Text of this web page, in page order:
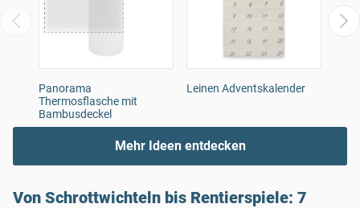
Panorama
Thermosflasche mit
Bambusdeckel
Leinen Adventskalender
Mehr Ideen entdecken
Von Schrottwichteln bis Rentierspiele: 7